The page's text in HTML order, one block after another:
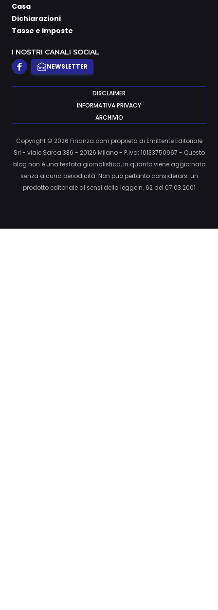
Casa
Dichiarazioni
Tasse e imposte
I NOSTRI CANALI SOCIAL
NEWSLETTER
DISCLAIMER
INFORMATIVA PRIVACY
ARCHIVIO
Copyright © 2026 Finanza.com proprietà di Emittente Editoriale
Srl - viale Sarca 336 - 20126 Milano - P.Iva: 10133750967 - Questo
blog non è una testata giornalistica, in quanto viene aggiornato
senza alcuna periodicità. Non può pertanto considerarsi un
prodotto editoriale ai sensi della legge n. 62 del 07.03.2001